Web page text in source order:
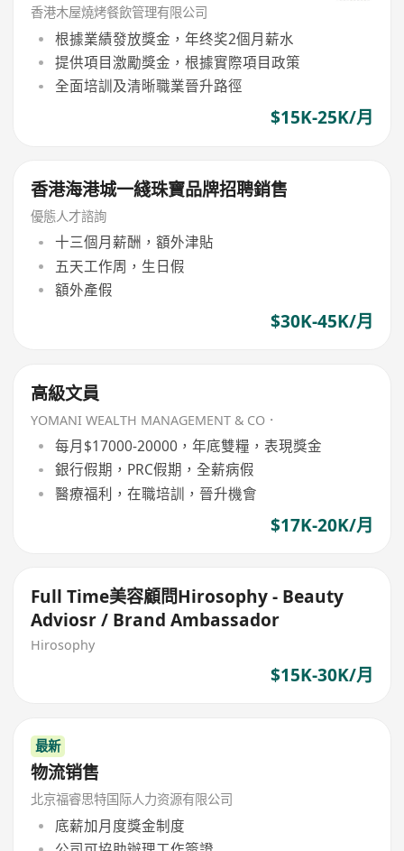
香港木屋燒烤餐飲管理有限公司
根據業績發放獎金，年终奖2個月薪水
提供項目激勵獎金，根據實際項目政策
全面培訓及清晰職業晉升路徑
$15K-25K/月
香港海港城一綫珠寶品牌招聘銷售
優態人才諮詢
十三個月薪酬，額外津貼
五天工作周，生日假
額外產假
$30K-45K/月
高級文員
YOMANI WEALTH MANAGEMENT & CO．
每月$17000-20000，年底雙糧，表現獎金
銀行假期，PRC假期，全薪病假
醫療福利，在職培訓，晉升機會
$17K-20K/月
Full Time美容顧問Hirosophy - Beauty
Adviosr / Brand Ambassador
Hirosophy
$15K-30K/月
最新
物流销售
北京福睿思特国际人力资源有限公司
底薪加月度獎金制度